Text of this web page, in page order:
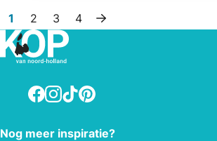
De Kneinsberg.
1 2 3 4 Volgende pagina
Facebook
Instagram
TikTokPinterest
Nog meer inspiratie?